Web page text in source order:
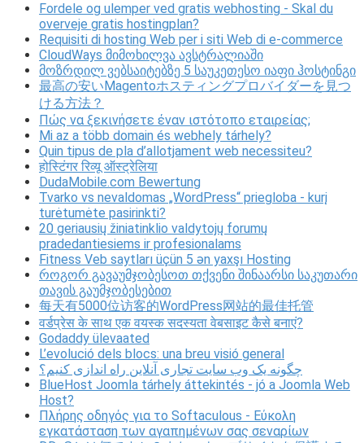
Fordele og ulemper ved gratis webhosting - Skal du
overveje gratis hostingplan?
Requisiti di hosting Web per i siti Web di e-commerce
CloudWays მიმოხილვა ავსტრალიაში
მოზრდილ ვებსაიტებზე 5 საუკეთესო იაფი ჰოსტინგი
最高の安いMagentoホスティングプロバイダーを見つ
ける方法？
Πώς να ξεκινήσετε έναν ιστότοπο εταιρείας;
Mi az a több domain és webhely tárhely?
Quin tipus de pla d’allotjament web necessiteu?
होस्टिंगर रिव्यू ऑस्ट्रेलिया
DudaMobile.com Bewertung
Tvarko vs nevaldomas „WordPress“ priegloba - kurį
turėtumėte pasirinkti?
20 geriausių žiniatinklio valdytojų forumų
pradedantiesiems ir profesionalams
Fitness Veb saytları üçün 5 ən yaxşı Hosting
როგორ გავაუმჯობესოთ თქვენი შინაარსი საკუთარი
თავის გაუმჯობესებით
每天有5000位访客的WordPress网站的最佳托管
वर्डप्रेस के साथ एक वयस्क सदस्यता वेबसाइट कैसे बनाएं?
Godaddy ülevaated
L’evolució dels blocs: una breu visió general
چگونه یک وب سایت تجاری آنلاین راه اندازی کنیم؟
BlueHost Joomla tárhely áttekintés - jó a Joomla Web
Host?
Πλήρης οδηγός για το Softaculous - Εύκολη
εγκατάσταση των αγαπημένων σας σεναρίων